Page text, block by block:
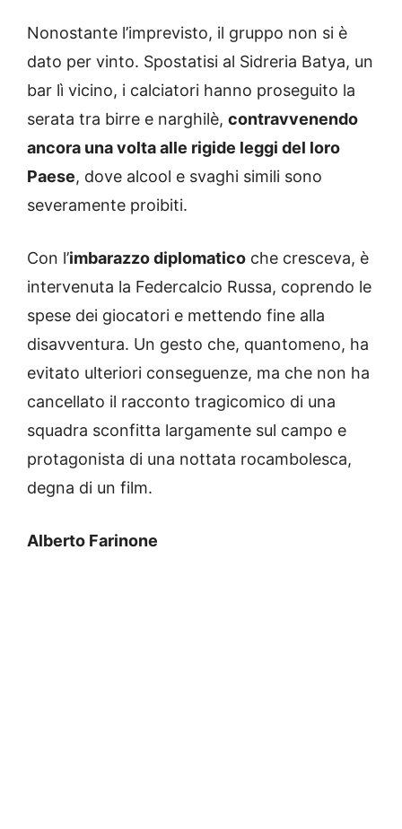
Nonostante l’imprevisto, il gruppo non si è
dato per vinto. Spostatisi al Sidreria Batya, un
bar lì vicino, i calciatori hanno proseguito la
serata tra birre e narghilè, contravvenendo
ancora una volta alle rigide leggi del loro
Paese, dove alcool e svaghi simili sono
severamente proibiti.
Con l’imbarazzo diplomatico che cresceva, è
intervenuta la Federcalcio Russa, coprendo le
spese dei giocatori e mettendo fine alla
disavventura. Un gesto che, quantomeno, ha
evitato ulteriori conseguenze, ma che non ha
cancellato il racconto tragicomico di una
squadra sconfitta largamente sul campo e
protagonista di una nottata rocambolesca,
degna di un film.
Alberto Farinone